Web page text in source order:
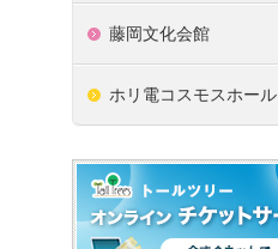
藤岡文化会館
ホリ電コスモスホール